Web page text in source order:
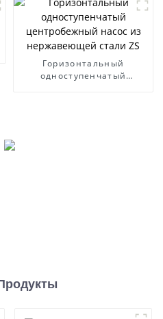
Горизонтальный
одноступенчатый